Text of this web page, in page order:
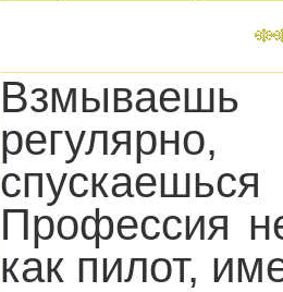
Профессия
как пилот,